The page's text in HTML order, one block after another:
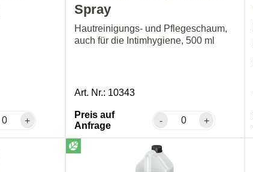
+
Spray
Hautreinigungs- und Pflegeschaum,
auch für die Intimhygiene, 500 ml
Art. Nr.: 10343
Preis auf
Anfrage
- +